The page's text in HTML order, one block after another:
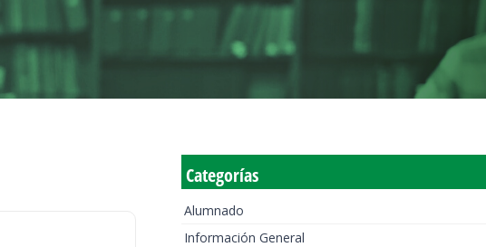
Categorías
Alumnado
Información General